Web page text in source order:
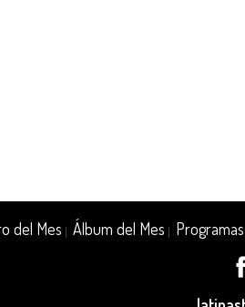
del Mes |Álbum del Mes Programas